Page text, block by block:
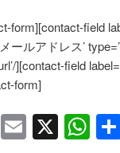
form][contact-field
ールアドレス’
][contact-field
form]
Facebook
Email
X